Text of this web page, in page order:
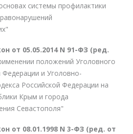
системы профилактики
от 05.05.2014 N 91-ФЗ (ред.
положений Уголовного
Федерации и Уголовно-
Российской Федерации на
Крым и города
Севастополя"
от 08.01.1998 N 3-ФЗ (ред. от